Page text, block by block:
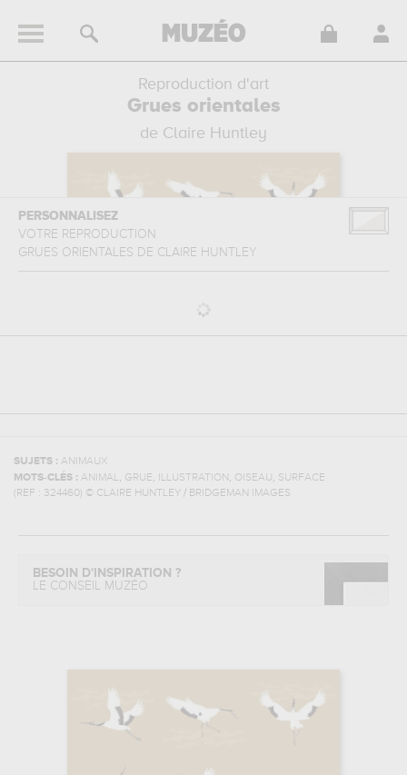
Reproduction d'art
Grues orientales
de Claire Huntley
PERSONNALISEZ
VOTRE REPRODUCTION
GRUES ORIENTALES DE CLAIRE HUNTLEY
SUJETS : ANIMAUX
MOTS-CLÉS : ANIMAL, GRUE, ILLUSTRATION , OISEAU, SURFACE
(REF : 324460) © CLAIRE HUNTLEY / BRIDGEMAN IMAGES
BESOIN D'INSPIRATION ?
LE CONSEIL MUZÉO